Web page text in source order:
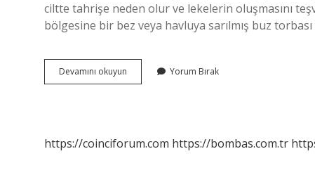
ciltte tahrişe neden olur ve lekelerin oluşmasını
bölgesine bir bez veya havluya sarılmış buz torbası
Devamını okuyun Bebeklerde
Sinek
Yorum Bırak
https://coinciforum.com https://bombas.com.tr